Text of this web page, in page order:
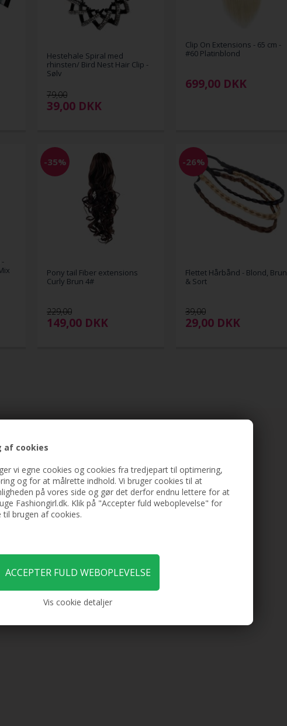
af cookies
vi egne cookies og cookies fra tredjepart til optimering,
og for at målrette indhold. Vi bruger cookies til at
på vores side og gør det derfor endnu lettere for at
Fashiongirl.dk. Klik på "Accepter fuld weboplevelse" for
brugen af cookies.
Vis cookie detaljer
Hestehale Spiral med
rhinsten/ Bird Nest Hair Clip -
Sølv
79,00
39,00 DKK
Clip On Extensions - 65 cm -
#60 Platinblond
699,00 DKK
-
-35%
Pony tail Fiber extensions
Curly Brun 4#
229,00
149,00 DKK
-26%
Flettet Hårbånd - Blond, Brun
& Sort
39,00
29,00 DKK